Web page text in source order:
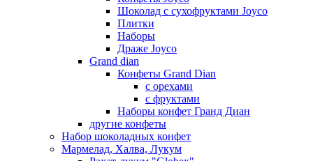
Шоколад с сухофруктами Joyco
Плитки
Наборы
Драже Joyco
Grand dian
Конфеты Grand Dian
с орехами
с фруктами
Наборы конфет Гранд Диан
другие конфеты
Набор шоколадных конфет
Мармелад, Халва, Лукум